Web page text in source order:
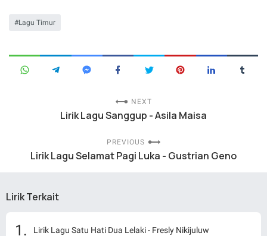
Lagu Timur
NEXT
Lirik Lagu Sanggup - Asila Maisa
PREVIOUS
Lirik Lagu Selamat Pagi Luka - Gustrian Geno
Lirik Terkait
Lirik Lagu Satu Hati Dua Lelaki - Fresly Nikijuluw